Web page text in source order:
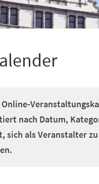
nach Datum,
sich als Veranstalter